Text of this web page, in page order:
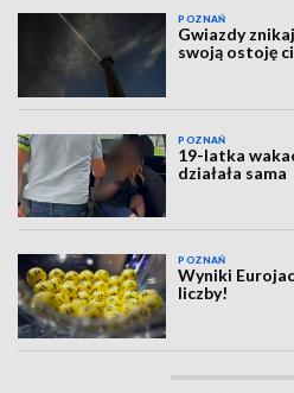
POZNAŃ
Gwiazdy
swoją ostoję
POZNAŃ
19-latka
działała sama
POZNAŃ
Wyniki
liczby!